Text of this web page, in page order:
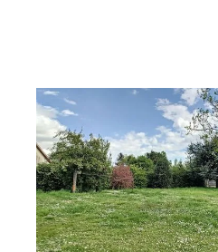
GISORS 27
935 m
Ref : 676571
Terrain à vendre
70 000 €